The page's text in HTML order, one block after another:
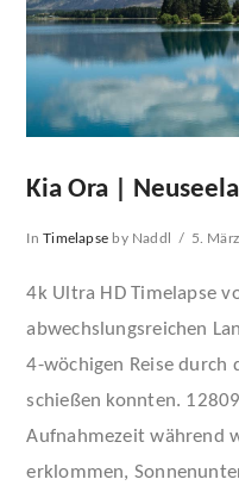
Kia Ora |
InTimelapse by Naddl 5.
4k Ultra HD Timelapse
abwechslungsreichen
4-wöchigen Reise durch
schießen konnten.
Aufnahmezeit während
erklommen,